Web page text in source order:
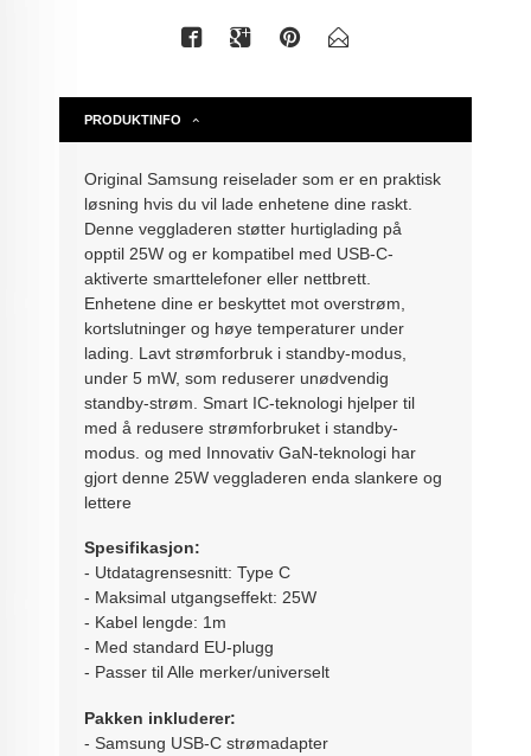
PRODUKTINFO
Original Samsung reiselader som er en praktisk
løsning hvis du vil lade enhetene dine raskt.
Denne veggladeren støtter hurtiglading på
opptil 25W og er kompatibel med USB-C-
aktiverte smarttelefoner eller nettbrett.
Enhetene dine er beskyttet mot overstrøm,
kortslutninger og høye temperaturer under
lading. Lavt strømforbruk i standby-modus,
under 5 mW, som reduserer unødvendig
standby-strøm. Smart IC-teknologi hjelper til
med å redusere strømforbruket i standby-
modus. og med Innovativ GaN-teknologi har
gjort denne 25W veggladeren enda slankere og
lettere
Spesifikasjon:
- Utdatagrensesnitt: Type C
- Maksimal utgangseffekt: 25W
- Kabel lengde: 1m
- Med standard EU-plugg
- Passer til Alle merker/universelt
Pakken inkluderer:
- Samsung USB-C strømadapter